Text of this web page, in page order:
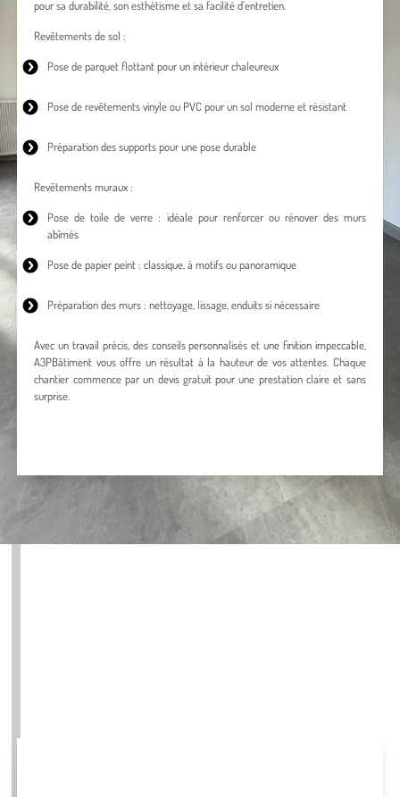
pour sa durabilité, son esthétisme et sa facilité d’entretien.
Revêtements de sol :
Pose de parquetflottant pour un intérieur chaleureux
Pose de revêtements vinyleou PVC pour un sol moderne et résistant
Préparation des supports pour une pose durable
Revêtements muraux :
Pose de toile de verre : idéale pour renforcer ou rénover des murs
abîmés
Pose de papier peint: classique, à motifs ou panoramique
Préparation des murs : nettoyage, lissage, enduits si nécessaire
Avec un travail précis, des conseils personnalisés et une finition impeccable,
A3PBâtiment vous offre un résultat à la hauteur de vos attentes. Chaque
chantier commence par un devis gratuit pour une prestation claire et sans
surprise.